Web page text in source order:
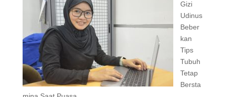
Gizi
Udinus
Beber
kan
Tips
Tubuh
Tetap
Bersta